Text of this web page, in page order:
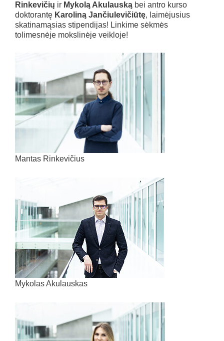
Rinkevičių ir Mykolą Akulauską bei antro kurso
doktorantę Karoliną Jančiulevičiūtę, laimėjusius
skatinamąsias stipendijas! Linkime sėkmės
tolimesnėje mokslinėje veikloje!
Mantas Rinkevičius
Mykolas Akulauskas